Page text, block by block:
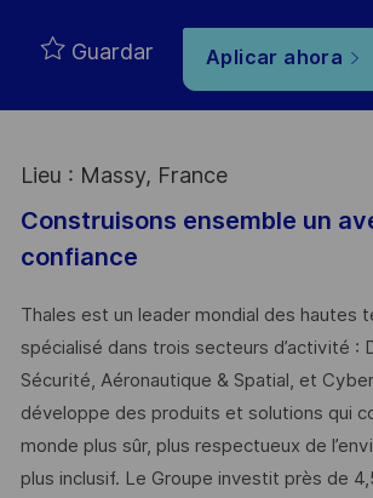
Guardar Aplicar ahora
Lieu : Massy, France
Construisons ensemble un
confiance
Thales est un leader mondial des hautes
spécialisé dans trois secteurs d’activité :
Sécurité, Aéronautique & Spatial, et
développe des produits et solutions qui
monde plus sûr, plus respectueux de
plus inclusif. Le Groupe investit près de